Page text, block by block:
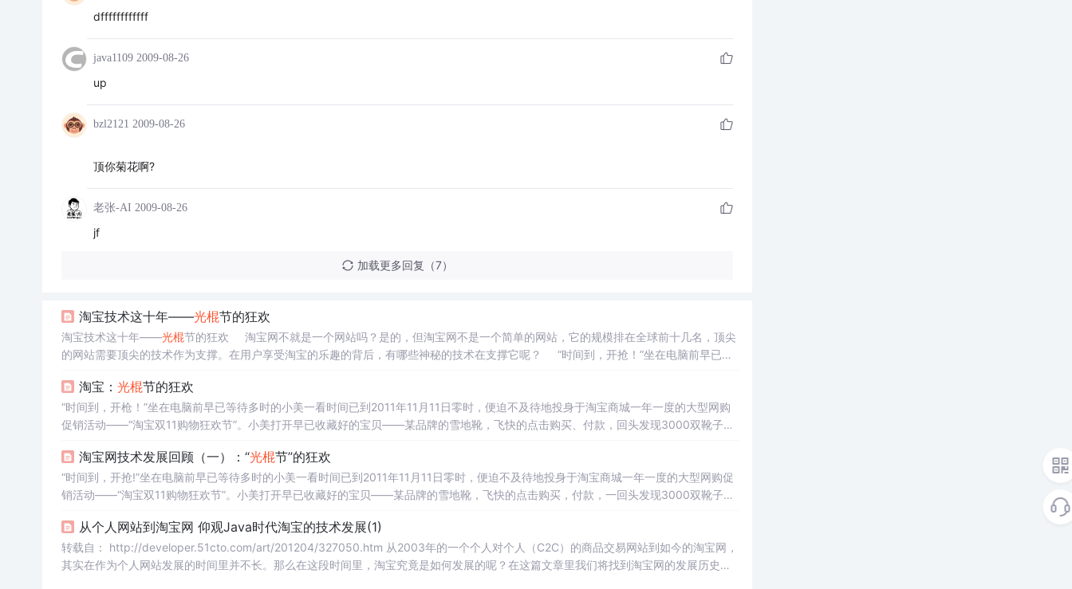
dffffffffffff
java1109 2009-08-26
up
bzl2121 2009-08-26
顶你菊花啊?
老张-AI 2009-08-26
jf
加载更多回复（7）
淘宝技术这十年——光棍节的狂欢
淘宝技术这十年——光棍节的狂欢 淘宝网不就是一个网站吗？是的，但淘宝网不是一个简单的网站，它的规模排在全球前十几名，顶尖
的网站需要顶尖的技术作为支撑。在用户享受淘宝的乐趣的背后，有哪些神秘的技术在支撑它呢？ “时间到，开抢！”坐在电脑前早已等
节”。小美
淘宝： 光棍节的狂欢
“时间到，开枪！”坐在电脑前早已等待多时的小美一看时间已到2011年11月11日零时，便迫不及待地投身于淘宝商城一年一度的大型网购
促销活动——“淘宝双11购物狂欢节”。小美打开早已收藏好的宝贝——某品牌的雪地靴，飞快的点击购买、付款，回头发现3000双靴子已
淘宝网技术发展回顾（一）：“光棍节”的狂欢
“时间到，开抢!”坐在电脑前早已等待多时的小美一看时间已到2011年11月11日零时，便迫不及待地投身于淘宝商城一年一度的大型网购促
销活动——“淘宝双11购物狂欢节”。小美打开早已收藏好的宝贝——某品牌的雪地靴，飞快的点击购买，付款，一回头发现3000双靴子已
从个人网站到淘宝网 仰观Java时代淘宝的技术发展(1)
转载自： http://developer.51cto.com/art/201204/327050.htm 从2003年的一个个人对个人（C2C）的商品交易网站到如今的淘宝网，
其实在作为个人网站发展的时间里并不长。那么在这段时间里，淘宝究竟是如何发展的呢？在这篇文章里我们将找到淘宝网的发展历史以